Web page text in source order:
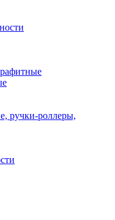
ручки-роллеры,